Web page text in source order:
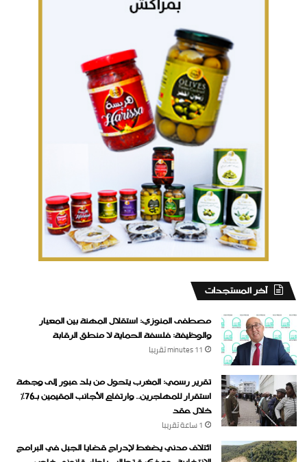
‏آخر المستجدات
مصطفى المنوزي: استقلال المهنة بين المعيار
والوظيفة: فلسفة الحماية لا منطق الرقابة
11 minutes ‏تقريبا
تقرير رسمي: المغرب يتحول من بلد عبور إلى وجهة
استقرار للمهاجرين.. وارتفاع الأجانب المقيمين بـ76%
خلال عقد
1 ساعة ‏تقريبا
ائتلاف مدني يضغط لإدراج قضايا الجبل في البرامج